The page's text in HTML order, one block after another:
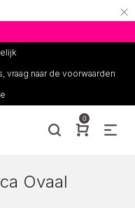
×
vraag naar de voorwaarden
0
Ovaal